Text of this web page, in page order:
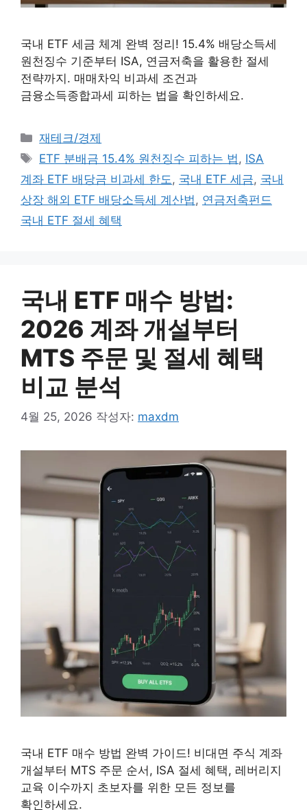
국내 ETF 세금 체계 완벽 정리! 15.4% 배당소득세
원천징수 기준부터 ISA, 연금저축을 활용한 절세
전략까지. 매매차익 비과세 조건과
금융소득종합과세 피하는 법을 확인하세요.
카테고리
재테크/경제
태그
ETF 분배금 15.4% 원천징수 피하는 법 , ISA
계좌 ETF 배당금 비과세 한도 , 국내 ETF 세금, 국내
상장 해외 ETF 배당소득세 계산법 , 연금저축펀드
국내 ETF 절세 혜택
국내 ETF 매수 방법:
2026 계좌 개설부터
MTS 주문 및 절세 혜택
비교 분석
4월 25, 2026 작성자: maxdm
국내 ETF 매수 방법 완벽 가이드! 비대면 주식 계좌
개설부터 MTS 주문 순서, ISA 절세 혜택, 레버리지
교육 이수까지 초보자를 위한 모든 정보를
확인하세요.